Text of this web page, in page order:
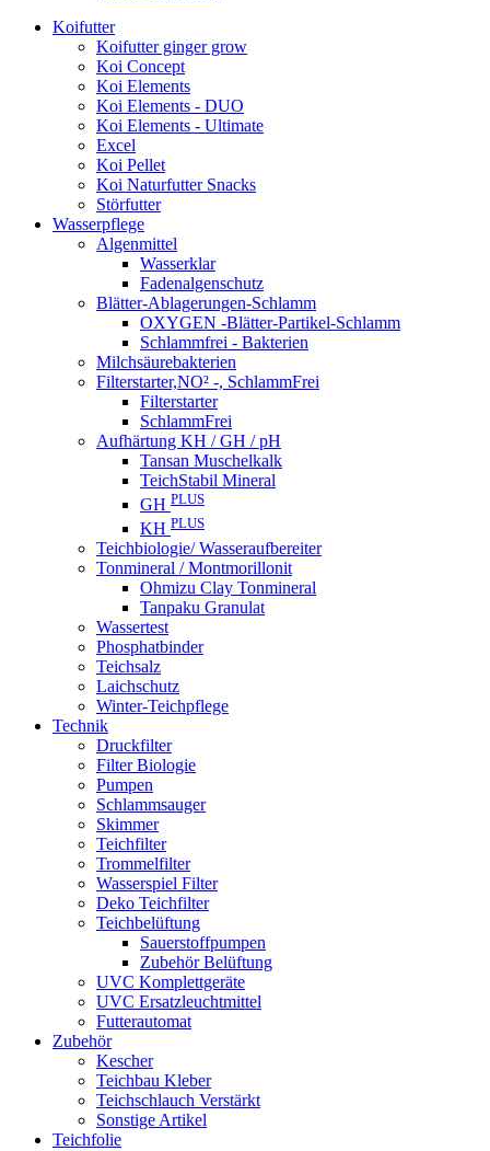
Koifutter
Koifutter ginger grow
Koi Concept
Koi Elements
Koi Elements - DUO
Koi Elements - Ultimate
Excel
Koi Pellet
Koi Naturfutter Snacks
Störfutter
Wasserpflege
Algenmittel
Wasserklar
Fadenalgenschutz
Blätter-Ablagerungen-Schlamm
OXYGEN -Blätter-Partikel-Schlamm
Schlammfrei - Bakterien
Milchsäurebakterien
Filterstarter,NO² -, SchlammFrei
Filterstarter
SchlammFrei
Aufhärtung KH / GH / pH
Tansan Muschelkalk
TeichStabil Mineral
GH PLUS
KH PLUS
Teichbiologie/ Wasseraufbereiter
Tonmineral / Montmorillonit
Ohmizu Clay Tonmineral
Tanpaku Granulat
Wassertest
Phosphatbinder
Teichsalz
Laichschutz
Winter-Teichpflege
Technik
Druckfilter
Filter Biologie
Pumpen
Schlammsauger
Skimmer
Teichfilter
Trommelfilter
Wasserspiel Filter
Deko Teichfilter
Teichbelüftung
Sauerstoffpumpen
Zubehör Belüftung
UVC Komplettgeräte
UVC Ersatzleuchtmittel
Futterautomat
Zubehör
Kescher
Teichbau Kleber
Teichschlauch Verstärkt
Sonstige Artikel
Teichfolie